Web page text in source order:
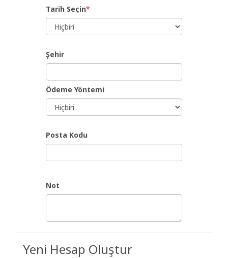
Tarih Seçin*
Şehir
Ödeme Yöntemi
Posta Kodu
Not
Yeni Hesap Oluştur